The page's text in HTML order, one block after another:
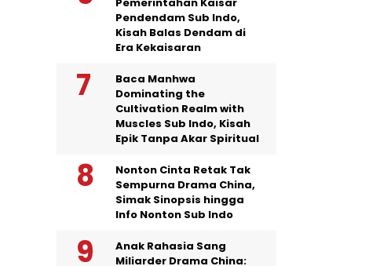
Pendendam Sub Indo,
Kisah Balas Dendam di
Era Kekaisaran
Baca Manhwa
Dominating the
Cultivation Realm with
Muscles Sub Indo, Kisah
Epik Tanpa Akar Spiritual
Nonton Cinta Retak Tak
Sempurna Drama China,
Simak Sinopsis hingga
Info Nonton Sub Indo
Anak Rahasia Sang
Miliarder Drama China: